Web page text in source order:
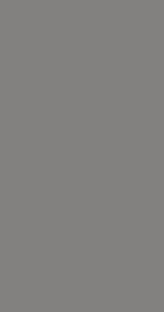
connexion des
strictement
Script.com
des
de campagne
Google) pour
en charge
soient